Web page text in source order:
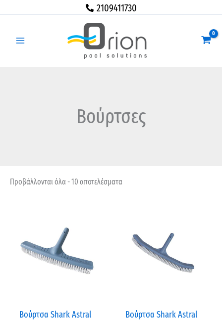
2109411730
Βούρτσες
Προβάλλονται όλα - 10 αποτελέσματα
Βούρτσα Shark Astral
Βούρτσα Shark Astral